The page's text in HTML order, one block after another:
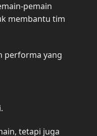
pemain
membantu tim
performa yang
tetapi juga